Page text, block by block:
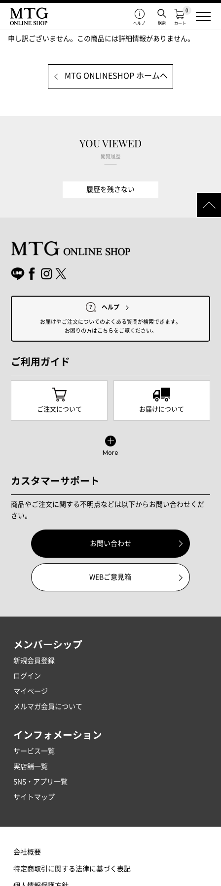
カート
0
検索
ヘルプ
申し訳ございません。この商品には詳細情報がありません。
MTG ONLINESHOP ホームへ
YOU VIEWED
閲覧履歴
履歴を残さない
ヘルプ
お届けやご注文についてのよくある質問が検索できます。
お困りの方はこちらをご覧ください。
ご利用ガイド
ご注文について お届けについて
More
カスタマーサポート
商品やご注文に関する不明点などは以下からお問い合わせくだ
さい。
お問い合わせ
WEBご意見箱
メンバーシップ
新規会員登録
ログイン
マイページ
メルマガ会員について
インフォメーション
サービス一覧
実店舗一覧
SNS・アプリ一覧
サイトマップ
会社概要
特定商取引に関する法律に基づく表記